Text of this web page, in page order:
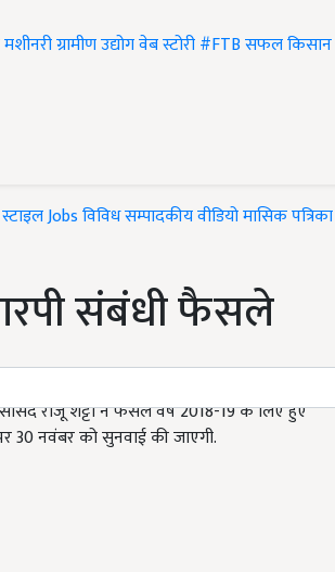
मशीनरीग्रामीण उद्योगवेब स्टोरी#FTBसफल किसान
Jobsविविधसम्पादकीयवीडियोमासिक पत्रिका
संबंधी फैसले
राजू शेट्टी ने फसल वर्ष 2018-19 के लिए हुए
30 नवंबर को सुनवाई की जाएगी.